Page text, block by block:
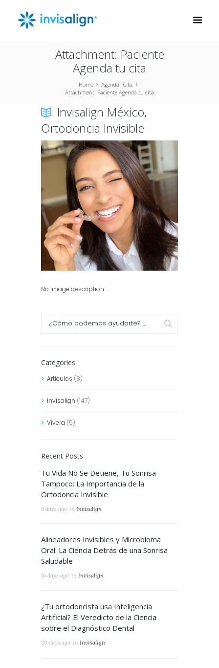
Attachment: Paciente
Agenda tu cita
Home
Agendar Cita
Attachment: Paciente Agenda tu cita
Invisalign México,
Ortodoncia Invisible
No image description ...
Categories
Articulos (8)
Invisalign (147)
Vivera (5)
Recent Posts
Tu Vida No Se Detiene, Tu Sonrisa
Tampoco: La Importancia de la
Ortodoncia Invisible
9 days ago in Invisalign
Alineadores Invisibles y Microbioma
Oral: La Ciencia Detrás de una Sonrisa
Saludable
16 days ago in Invisalign
¿Tu ortodoncista usa Inteligencia
Artificial? El Veredicto de la Ciencia
sobre el Diagnóstico Dental
20 days ago in Invisalign